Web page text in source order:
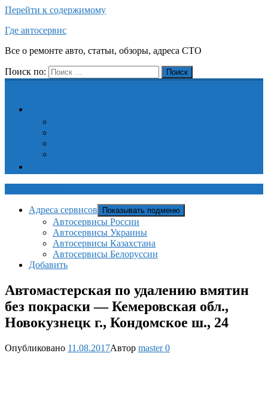
Перейти к содержимому
Где автосервис
Все о ремонте авто, статьи, обзоры, адреса СТО
Поиск по: Поиск
Адреса сервисов Показывать подменю
Автосервисы России
Автосервисы Украины
Автосервисы Казахстана
Автосервисы Белоруссии
Добавить
Автомастерская по удалению вмятин
без покраски — Кемеровская обл.,
Новокузнецк г., Кондомское ш., 24
Опубликовано 11.08.2017Автор master0